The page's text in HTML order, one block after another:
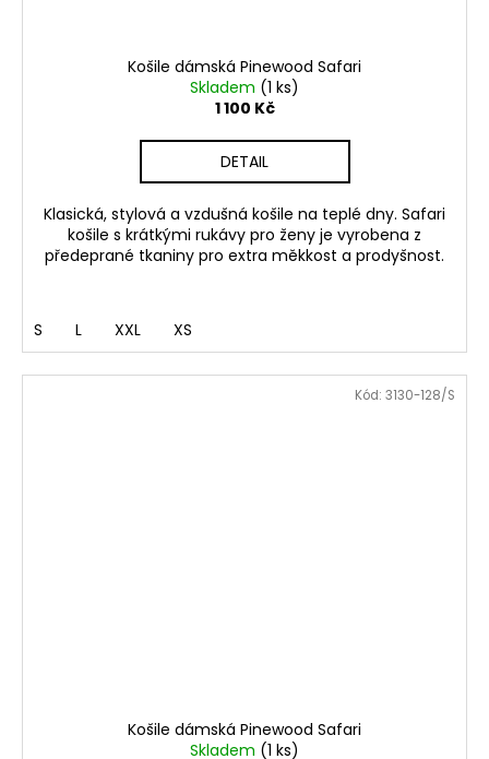
Košile dámská Pinewood Safari
Skladem (1 ks)
1 100 Kč
DETAIL
Klasická, stylová a vzdušná košile na teplé dny. Safari
košile s krátkými rukávy pro ženy je vyrobena z
předeprané tkaniny pro extra měkkost a prodyšnost.
S L XXL XS
Košile dámská Pinewood Safari
Skladem (1 ks)
Kód: 3130-128/S